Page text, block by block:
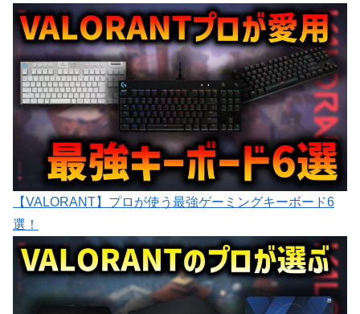
【VALORANT】プロが使う最強ゲーミングキーボード6
選！